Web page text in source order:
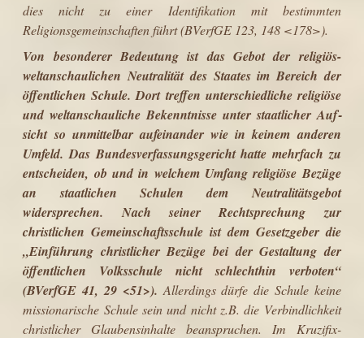
dies nicht zu einer Identifikation mit bestimmten
Religionsgemeinschaften führt (BVerfGE 123, 148 <178>).
Von besonderer Bedeutung ist das Gebot der religiös-
weltanschaulichen Neutralität des Staates im Bereich der
öffentlichen Schule. Dort treffen unter­schiedliche religiöse
und weltanschauliche Bekenntnisse unter staatlicher Auf­
sicht so unmittelbar aufeinander wie in keinem anderen
Umfeld. Das Bundes­verfassungsgericht hatte mehrfach zu
entscheiden, ob und in welchem Umfang religiöse Bezüge
an staatlichen Schulen dem Neutralitätsgebot
widersprechen. Nach seiner Rechtsprechung zur
christlichen Gemeinschaftsschule ist dem Gesetzgeber die
„Einführung christlicher Bezüge bei der Gestaltung der
öffent­lichen Volksschule nicht schlechthin verboten“
(BVerfGE 41, 29 <51>). Aller­dings dürfe die Schule keine
missionarische Schule sein und nicht z.B. die Verbindlichkeit
christlicher Glaubensinhalte beanspruchen. Im Kruzifix-